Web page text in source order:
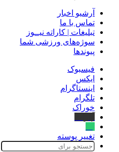
آرشیو اخبار
تماس‌ با‌ ما
تبلیغات | کاراته نیــوز
سوژه‌های ورزشی شما
پیوندها
فیسبوک
ایکس
اینستاگرام
تلگرام
خوراک
تغییر پوسته